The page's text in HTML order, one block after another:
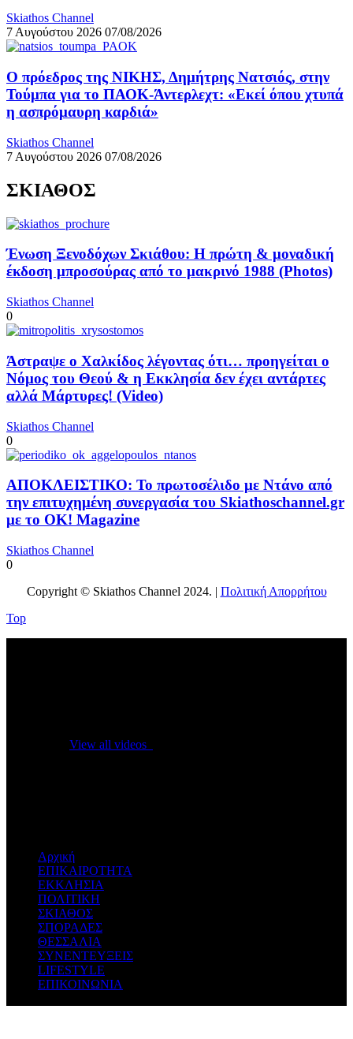
Skiathos Channel
7 Αυγούστου 2026 07/08/2026
Ο πρόεδρος της ΝΙΚΗΣ, Δημήτρης Νατσιός, στην
Τούμπα για το ΠΑΟΚ-Άντερλεχτ: «Εκεί όπου χτυπά
η ασπρόμαυρη καρδιά»
Skiathos Channel
7 Αυγούστου 2026 07/08/2026
ΣΚΙΑΘΟΣ
Ένωση Ξενοδόχων Σκιάθου: Η πρώτη & μοναδική
έκδοση μπροσούρας από το μακρινό 1988 (Photos)
Skiathos Channel
0
Άστραψε ο Χαλκίδος λέγοντας ότι… προηγείται ο
Νόμος του Θεού & η Εκκλησία δεν έχει αντάρτες
αλλά Μάρτυρες! (Video)
Skiathos Channel
0
ΑΠΟΚΛΕΙΣΤΙΚΟ: Το πρωτοσέλιδο με Ντάνο από
την επιτυχημένη συνεργασία του Skiathoschannel.gr
με το OK! Magazine
Skiathos Channel
0
Copyright © Skiathos Channel 2024. | Πολιτική Απορρήτου
Top
View all videos
Αρχική
ΕΠΙΚΑΙΡΟΤΗΤΑ
ΕΚΚΛΗΣΙΑ
ΠΟΛΙΤΙΚΗ
ΣΚΙΑΘΟΣ
ΣΠΟΡΑΔΕΣ
ΘΕΣΣΑΛΙΑ
ΣΥΝΕΝΤΕΥΞΕΙΣ
LIFESTYLE
ΕΠΙΚΟΙΝΩΝΙΑ